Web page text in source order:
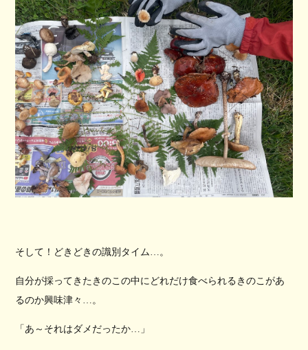
そして！どきどきの識別タイム…。
自分が採ってきたきのこの中にどれだけ食べられるきのこがあ
るのか興味津々…。
「あ～それはダメだったか…」